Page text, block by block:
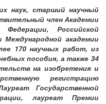
наук, старший научный
член Академии
Федерации, Российской
Международной академии
170 научных работ, из
пособия, а также 34
на изобретения и
регистрацию
Государственной
лауреат Премии